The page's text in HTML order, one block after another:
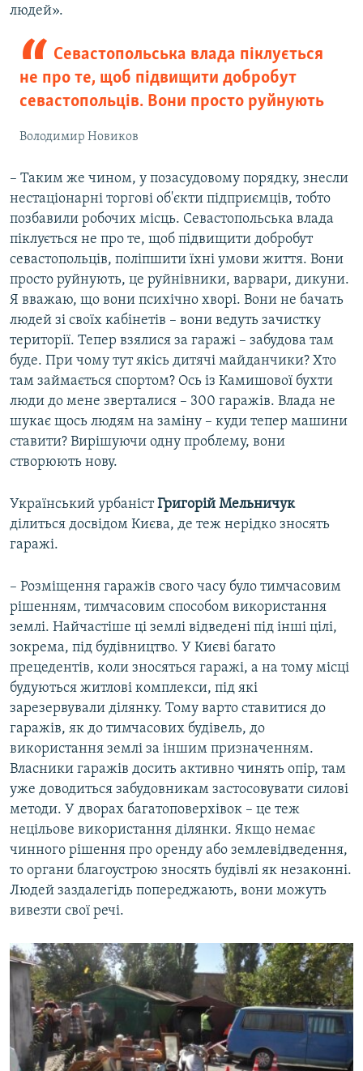
людей».
Севастопольська влада піклується
не про те, щоб підвищити добробут
севастопольців. Вони просто руйнують
Володимир Новиков
– Таким же чином, у позасудовому порядку, знесли
нестаціонарні торгові об'єкти підприємців, тобто
позбавили робочих місць. Севастопольська влада
піклується не про те, щоб підвищити добробут
севастопольців, поліпшити їхні умови життя. Вони
просто руйнують, це руйнівники, варвари, дикуни.
Я вважаю, що вони психічно хворі. Вони не бачать
людей зі своїх кабінетів – вони ведуть зачистку
території. Тепер взялися за гаражі – забудова там
буде. При чому тут якісь дитячі майданчики? Хто
там займається спортом? Ось із Камишової бухти
люди до мене зверталися – 300 гаражів. Влада не
шукає щось людям на заміну – куди тепер машини
ставити? Вирішуючи одну проблему, вони
створюють нову.
Український урбаністГригорій Мельничук
ділиться досвідом Києва, де теж нерідко зносять
гаражі.
– Розміщення гаражів свого часу було тимчасовим
рішенням, тимчасовим способом використання
землі. Найчастіше ці землі відведені під інші цілі,
зокрема, під будівництво. У Києві багато
прецедентів, коли зносяться гаражі, а на тому місці
будуються житлові комплекси, під які
зарезервували ділянку. Тому варто ставитися до
гаражів, як до тимчасових будівель, до
використання землі за іншим призначенням.
Власники гаражів досить активно чинять опір, там
уже доводиться забудовникам застосовувати силові
методи. У дворах багатоповерхівок – це теж
нецільове використання ділянки. Якщо немає
чинного рішення про оренду або землевідведення,
то органи благоустрою зносять будівлі як незаконні.
Людей заздалегідь попереджають, вони можуть
вивезти свої речі.